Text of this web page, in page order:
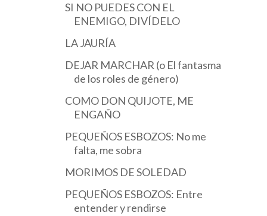
SI NO PUEDES CON EL
ENEMIGO, DIVÍDELO
LA JAURÍA
DEJAR MARCHAR (o El fantasma
de los roles de género)
COMO DON QUIJOTE, ME
ENGAÑO
PEQUEÑOS ESBOZOS: No me
falta, me sobra
MORIMOS DE SOLEDAD
PEQUEÑOS ESBOZOS: Entre
entender y rendirse